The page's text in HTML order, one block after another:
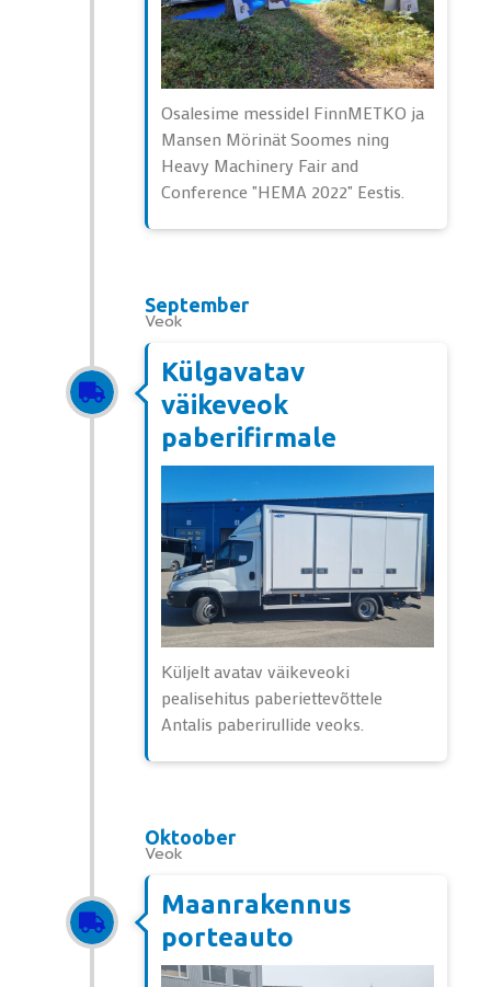
Osalesime messidel FinnMETKO ja
Mansen Mörinät Soomes ning
Heavy Machinery Fair and
Conference "HEMA 2022" Eestis.
September
Veok
Külgavatav
väikeveok
paberifirmale
Küljelt avatav väikeveoki
pealisehitus paberiettevõttele
Antalis paberirullide veoks.
Oktoober
Veok
Maanrakennus
porteauto